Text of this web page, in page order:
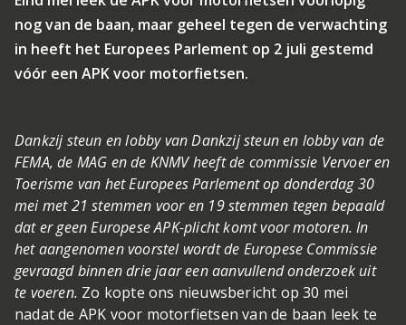
nog van de baan, maar geheel tegen de verwachting
in heeft het Europees Parlement op 2 juli gestemd
vóór een APK voor motorfietsen.
Dankzij steun en lobby van Dankzij steun en lobby van de
FEMA, de MAG en de KNMV heeft de commissie Vervoer en
Toerisme van het Europees Parlement op donderdag 30
mei met 21 stemmen voor en 19 stemmen tegen bepaald
dat er geen Europese APK-plicht komt voor motoren. In
het aangenomen voorstel wordt de Europese Commissie
gevraagd binnen drie jaar een aanvullend onderzoek uit
te voeren. Zo kopte ons nieuwsbericht op 30 mei
nadat de APK voor motorfietsen van de baan leek te